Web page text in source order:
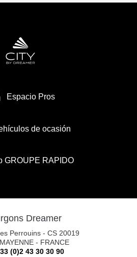
Espacio Pros
de ocasión
GROUPE RAPIDO
Dreamer
Perrouins - CS 20019
- FRANCE
(0)2 43 30 30 90